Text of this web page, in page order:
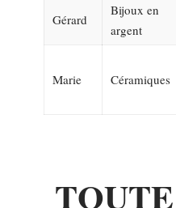
Gérard
Bijoux en
argent
Marie Céramiques